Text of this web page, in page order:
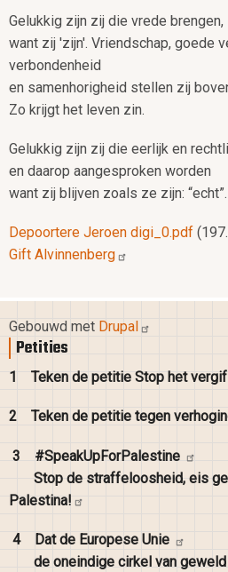
Gelukkig zijn zij die vrede brengen,
want zij 'zijn'. Vriendschap, goede
verbondenheid
en samenhorigheid stellen zij
Zo krijgt het leven zin.
Gelukkig zijn zij die eerlijk en
en daarop aangesproken worden
want zij blijven zoals ze zijn: “echt”.
Document
Depoortere Jeroen digi_0.pdf
Gift Alvinnenberg
Gebouwd met Drupal
Petities
1 Teken de petitie Stop hetvergif
2 Teken de petitie tegen
3
#SpeakUpForPalestine
Stop de straffeloosheid, eis
Palestina!
4 Dat de Europese Unie
de oneindige cirkel van geweld